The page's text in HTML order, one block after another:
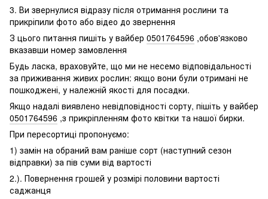
3. Ви звернулися відразу після отримання рослини та
прикріпили фото або відео до звернення
З цього питання пишіть у вайбер 0501764596 ,обов'язково
вказавши номер замовлення
Будь ласка, враховуйте, що ми не несемо відповідальності
за приживання живих рослин: якщо вони були отримані не
пошкоджені, у належній якості для посадки.
Якщо надалі виявлено невідповідності сорту, пішіть у вайбер
0501764596 ,з прикріпленням фото квітки та нашої бирки.
При пересортиці пропонуємо:
1) замін на обраний вам раніше сорт (наступний сезон
відправки) за пів суми від вартості
2.). Повернення грошей у розмірі половини вартості
саджанця